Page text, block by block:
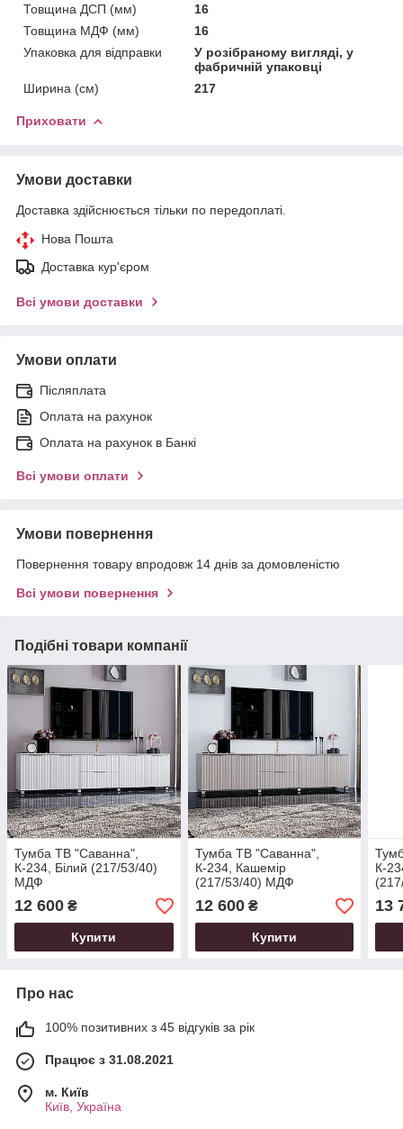
Товщина ДСП (мм)
16
Товщина МДФ (мм)
16
Упаковка для відправки
У розібраному вигляді, у
фабричній упаковці
Ширина (см)
217
Приховати
Умови доставки
Доставка здійснюється тільки по передоплаті.
Нова Пошта
Доставка кур'єром
Всі умови доставки
Умови оплати
Післяплата
Оплата на рахунок
Оплата на рахунок в Банкі
Всі умови оплати
Умови повернення
Повернення товару впродовж 14 днів за домовленістю
Всі умови повернення
Подібні товари компанії
Тумба ТВ "Саванна",
К-234, Білий (217/53/40)
МДФ
12 600 ₴
Купити
Тумба ТВ "Саванна",
К-234, Кашемір
(217/53/40) МДФ
12 600₴
Купити
К-
13
Про нас
100% позитивних з 45 відгуків за рік
Працює з 31.08.2021
м. Київ
Київ, Україна